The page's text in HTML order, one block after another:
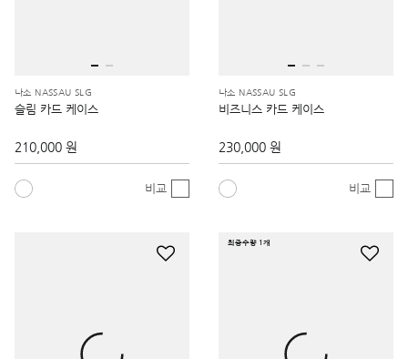
나소 NASSAU SLG
슬림 카드 케이스
210,000 원
비교
나소 NASSAU SLG
비즈니스 카드 케이스
230,000 원
비교
최종수량 1개